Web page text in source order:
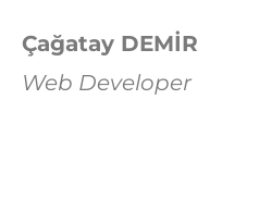
Çağatay DEMİR
Web Developer